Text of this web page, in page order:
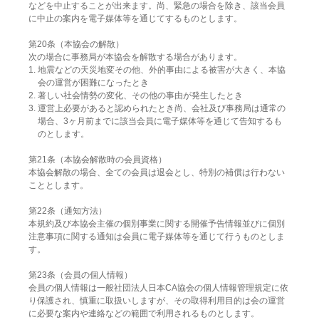
などを中止することが出来ます。尚、緊急の場合を除き、該当会員
に中止の案内を電子媒体等を通じてするものとします。
第20条（本協会の解散）
次の場合に事務局が本協会を解散する場合があります。
1. 地震などの天災地変その他、外的事由による被害が大きく、本協
会の運営が困難になったとき
2. 著しい社会情勢の変化、その他の事由が発生したとき
3. 運営上必要があると認められたとき尚、会社及び事務局は通常の
場合、3ヶ月前までに該当会員に電子媒体等を通じて告知するも
のとします。
第21条（本協会解散時の会員資格）
本協会解散の場合、全ての会員は退会とし、特別の補償は行わない
こととします。
第22条（通知方法）
本規約及び本協会主催の個別事業に関する開催予告情報並びに個別
注意事項に関する通知は会員に電子媒体等を通じて行うものとしま
す。
第23条（会員の個人情報）
会員の個人情報は一般社団法人日本CA協会の個人情報管理規定に依
り保護され、慎重に取扱いしますが、その取得利用目的は会の運営
に必要な案内や連絡などの範囲で利用されるものとします。